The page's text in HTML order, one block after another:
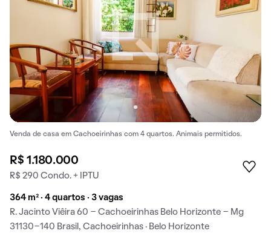
Venda de casa em Cachoeirinhas com 4 quartos. Animais permitidos.
R$ 1.180.000
R$ 290 Condo. + IPTU
364 m² · 4 quartos · 3 vagas
R. Jacinto Viêira 60 - Cachoeirinhas Belo Horizonte - Mg
31130-140 Brasil, Cachoeirinhas · Belo Horizonte